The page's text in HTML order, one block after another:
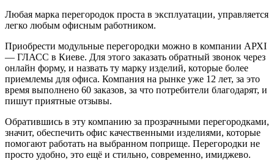
Любая марка перегородок проста в эксплуатации, управляется
легко любым офисным работником.
Приобрести модульные перегородки можно в компании АРХI
— ГЛАСС в Киеве. Для этого заказать обратный звонок через
онлайн форму, и назвать ту марку изделий, которые более
приемлемы для офиса. Компания на рынке уже 12 лет, за это
время выполнено 60 заказов, за что потребители благодарят, и
пишут приятные отзывы.
Обратившись в эту компанию за прозрачными перегородками,
значит, обеспечить офис качественными изделиями, которые
помогают работать на выбранном поприще. Перегородки не
просто удобно, это ещё и стильно, современно, имиджево.